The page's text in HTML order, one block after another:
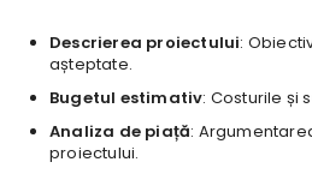
Descrierea proiectului:
așteptate.
Bugetul estimativ: Costurile și
Analiza de piață:
proiectului.